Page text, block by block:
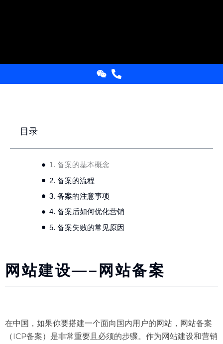
目录
1. 备案的基本概念
2. 备案的流程
3. 备案的注意事项
4. 备案后如何优化营销
5. 备案失败的常见原因
网站建设—–网站备案
在中国，如果你要搭建一个面向国内用户的网站，网站备案
（ICP备案）是非常重要且必须的步骤。作为网站建设和营销